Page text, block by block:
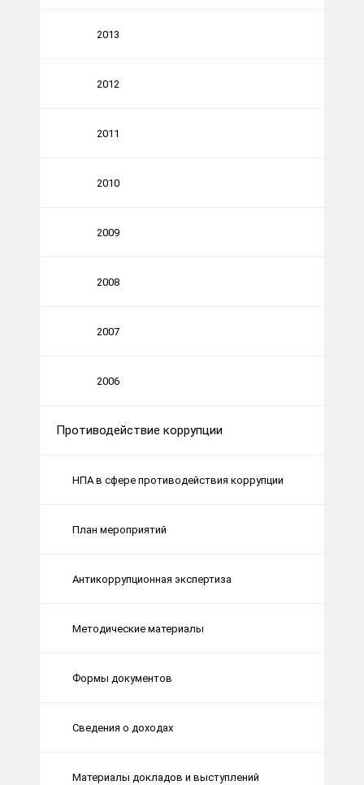
2013
2012
2011
2010
2009
2008
2007
2006
Противодействие коррупции
НПА в сфере противодействия коррупции
План мероприятий
Антикоррупционная экспертиза
Методические материалы
Формы документов
Сведения о доходах
Материалы докладов и выступлений